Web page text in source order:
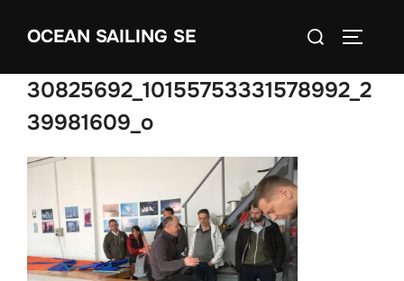
OCEAN SAILING SE
Search
30825692_10155753331578992_2
39981609_o